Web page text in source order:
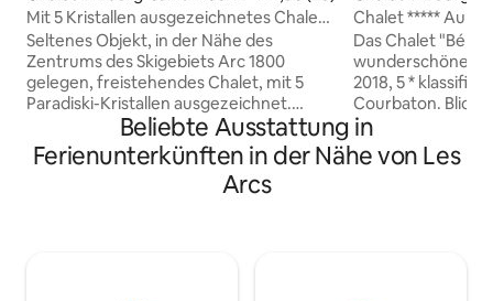
e
Mit 5 Kristallen ausgezeichnetes Chalet
in Arc 1800
Seltenes Objekt, in der Nähe des
Zentrums des Skigebiets Arc 1800
gelegen, freistehendes Chalet, mit 5
Paradiski-Kristallen ausgezeichnet.
Bietet Ruhe und Tapetenwechsel
zwischen Tannen und Lärchen. Eine
Kombination aus Luxus, Komfort und
purer savoyischer Tradition, um das
e
Chalet *****
Sauna & Pool
Das Chalet "Béla
wunderschönes
2018, 5 *
Courbaton. Blick
dem Auto
überdachte
Abreise mit Skiern
Beliebte Ausstattung in
Ferienunterkünften in der Nähe von Les
Arcs